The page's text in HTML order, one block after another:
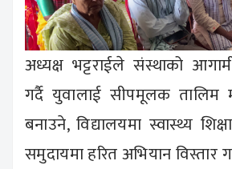
अध्यक्ष भट्टराईले संस्थाको
गर्दै युवालाई सीपमूलक तालिम
बनाउने, विद्यालयमा स्वास्थ्य
समुदायमा हरित अभियान विस्तार